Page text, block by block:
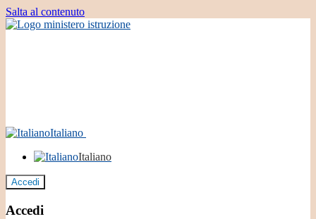
Salta al contenuto
Italiano
Italiano
Accedi
Accedi